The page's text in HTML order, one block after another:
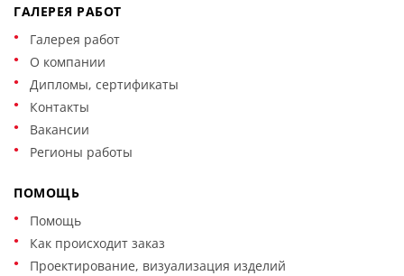
ГАЛЕРЕЯ РАБОТ
Галерея работ
О компании
Дипломы, сертификаты
Контакты
Вакансии
Регионы работы
ПОМОЩЬ
Помощь
Как происходит заказ
Проектирование, визуализация изделий